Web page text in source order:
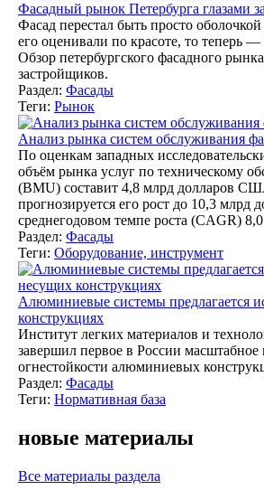
Фасадный рынок Петербурга глазами
Фасад перестал быть просто
его оценивали по красоте, то теперь
Обзор петербургского фасадного
застройщиков.
Раздел: Фасады
Теги: Рынок
Анализ рынка систем обслуживания
По оценкам западных
объём рынка услуг по техническому
(BMU) составит 4,8 млрд долларов
прогнозируется его рост до 10,3
среднегодовом темпе роста (CAGR)
Раздел: Фасады
Теги: Оборудование, инструмент
Алюминиевые системы предлагается
конструкциях
Институт легких материалов и
завершил первое в России масштабное
огнестойкости алюминиевых
Раздел: Фасады
Теги: Нормативная база
новые материалы
Все материалы раздела